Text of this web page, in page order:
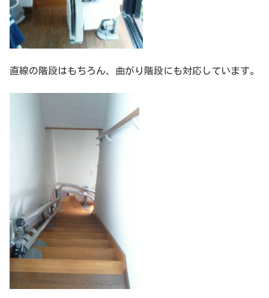
直線の階段はもちろん、曲がり階段にも対応しています。